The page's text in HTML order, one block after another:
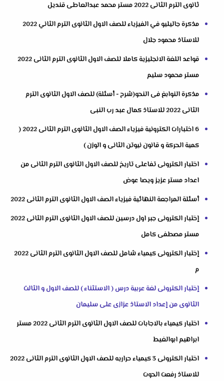
ثانوى الترم الثانى 2022 مستر محمد عبدالعاطى قنديل
مذكرة جاليليو في الفيزياء للصف الاول الثانوى الترم الثاني 2022
للاستاذ محمود جلال
قواعد اللغة الانجليزية كاملا للصف الاول الثانوى الترم الثانى 2022
مستر محمود سليم
مذكرة النوابغ فى النحو(شرح - أسئلة) للصف الاول الثانوى الترم
الثانى 2022 للاستاذ كمال عبد رب النبى
6 اختبارات الكترونية فيزياء الصف الاول الثانوى الترم الثانى 2022 (
كمية الحركة و قانون نيوتن الثانى و الوزن )
اختبار الكترونى تفاعلى تاريخ للصف الاول الثانوى الترم الثانى من
اعداد مستر عزيز ويصا عوض
أسئلة المراجعة النهائية فيزياء الصف الاول الثانوى الترم الثانى 2022
إختبار الكترونى جبر اول درسين للصف الاول الثانوى الترم الثانى 2022
مستر مصطفى كامل
إختبار الكترونى كيمياء شامل للصف الاول الثانوى الترم الثانى 2022
م
إختبار الكترونى لغة عربية درس ( الاستثناء ) للصف الاول و الثالث
الثانوى من إعداد الاستاذ عزازى على سليمان
اختبار كيمياء بالاجابات للصف الاول الثانوى الترم الثانى 2022 مستر
ابراهيم ابوالغيط
اختبار الكترونى 3 كيمياء حراريه للصف الاول الثانوى الترم الثانى 2022
للاستاذ رفعت الحوت